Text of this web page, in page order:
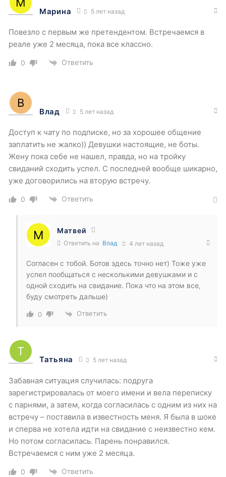
Марина 5 лет назад
Повезло с первым же претендентом. Встречаемся в
реале уже 2 месяца, пока все классно.
0 Ответить
Влад 5 лет назад
Доступ к чату по подписке, но за хорошее общение
заплатить не жалко)) Девушки настоящие, не боты.
Жену пока себе не нашел, правда, но на тройку
свиданий сходить успел. С последней вообще шикарно,
уже договорились на вторую встречу.
0 Ответить
Матвей
Ответить на Влад 4 лет назад
Согласен с тобой. Ботов здесь точно нет) Тоже уже
успел пообщаться с несколькими девушками и с
одной сходить на свидание. Пока что на этом все,
буду смотреть дальше)
0 Ответить
Татьяна 5 лет назад
Забавная ситуация случилась: подруга
зарегистрировалась от моего имени и вела переписку
с парнями, а затем, когда согласилась с одним из них на
встречу – поставила в известность меня. Я была в шоке
и сперва не хотела идти на свидание с неизвестно кем.
Но потом согласилась. Парень понравился.
Встречаемся с ним уже 2 месяца.
0 Ответить